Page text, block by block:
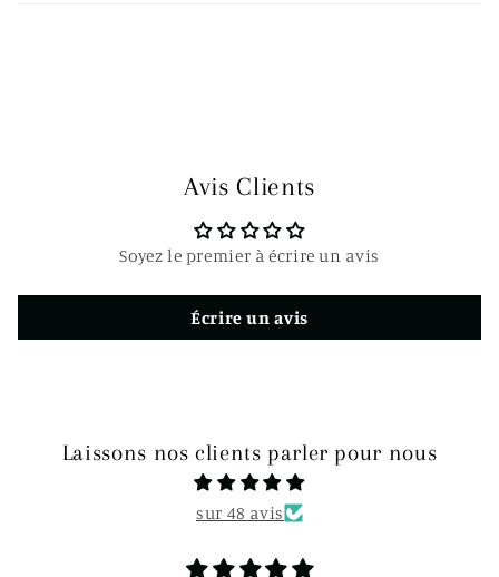
b
Avis Clients
Soyez le premier à écrire un avis
Écrire un avis
Laissons nos clients parler pour nous
sur 48 avis